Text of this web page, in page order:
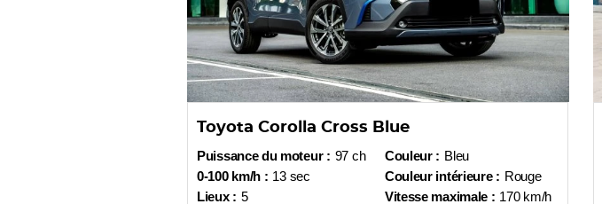
Toyota Corolla Cross Blue
Puissance du moteur : 97 ch
0-100 km/h : 13 sec
Lieux : 5
Couleur : Bleu
Couleur intérieure : Rouge
Vitesse maximale : 170 km/h